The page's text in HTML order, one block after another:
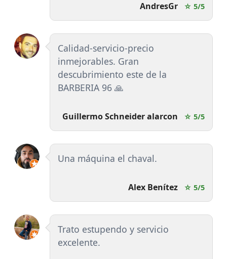
AndresGr ☆ 5/5
Calidad-servicio-precio
inmejorables. Gran
descubrimiento este de la
BARBERIA 96 🙏
Guillermo Schneider alarcon ☆ 5/5
Una máquina el chaval.
Alex Benítez ☆ 5/5
Trato estupendo y servicio
excelente.